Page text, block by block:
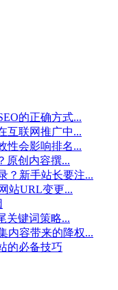
的正确方式...
互联网推广中...
性会影响排名...
原创内容撰...
？新手站长要注...
站URL变更...
关键词策略...
内容带来的降权...
的必备技巧